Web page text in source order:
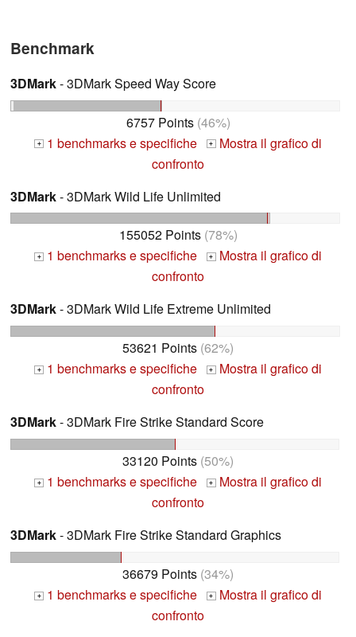
Benchmark
3DMark- 3DMark Speed Way Score
6757 Points(46%)
+ 1 benchmarks e specifiche + Mostra il grafico di
confronto
3DMark- 3DMark Wild Life Unlimited
155052 Points(78%)
+ 1 benchmarks e specifiche + Mostra il grafico di
confronto
3DMark- 3DMark Wild Life Extreme Unlimited
53621 Points (62%)
+ 1 benchmarks e specifiche + Mostra il grafico di
confronto
3DMark- 3DMark Fire Strike Standard Score
33120 Points (50%)
+ 1 benchmarks e specifiche + Mostra il grafico di
confronto
3DMark- 3DMark Fire Strike Standard Graphics
36679 Points (34%)
+ 1 benchmarks e specifiche + Mostra il grafico di
confronto